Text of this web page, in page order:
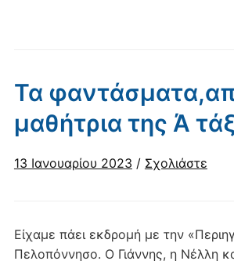
Τα
μαθήτρια της Ά
13 Ιανουαρίου 2023 / Σχολιάστε
Είχαμε πάει εκδρομή με την
Πελοπόννησο. O Γιάννης, η Νέλλη